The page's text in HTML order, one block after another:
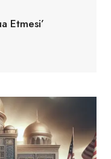
Etmesi’